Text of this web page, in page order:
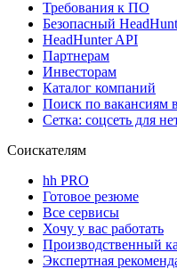
Требования к ПО
Безопасный
HeadHunter API
Партнерам
Инвесторам
Каталог компаний
Поиск по вакансиям
Сетка: соцсеть для
Соискателям
hh PRO
Готовое резюме
Все сервисы
Хочу у вас работать
Производственный
Экспертная